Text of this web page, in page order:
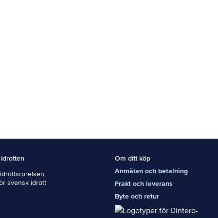
svensk idrott
Om ditt köp
Anmälan och betalning
Frakt och leverans
Byte och retur